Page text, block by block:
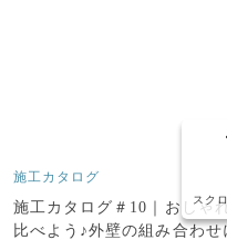
施工カタログ
施工カタログ＃10｜おしゃ
比べよう♪外壁の組み合わせ
スク